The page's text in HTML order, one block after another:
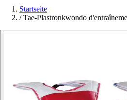
Startseite
/ Tae-Plastronkwondo